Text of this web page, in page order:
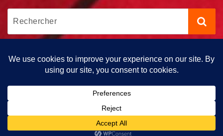
Copyright © 2026 Tout bout de Champs | Propulsé par Tout Bout
de Champs